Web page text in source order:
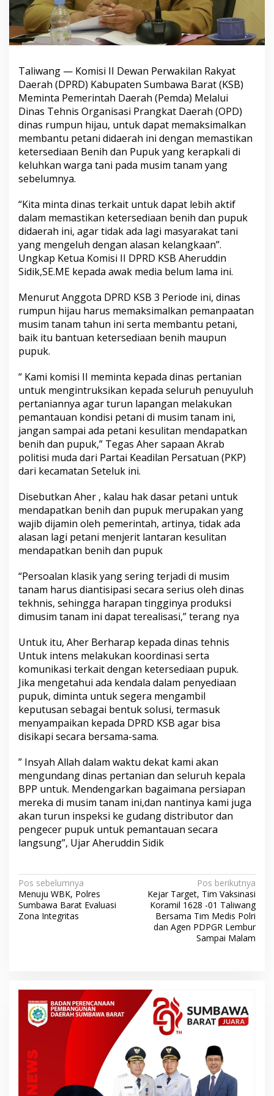
Taliwang — Komisi II Dewan Perwakilan Rakyat
Daerah (DPRD) Kabupaten Sumbawa Barat (KSB)
Meminta Pemerintah Daerah (Pemda) Melalui
Dinas Tehnis Organisasi Prangkat Daerah (OPD)
dinas rumpun hijau, untuk dapat memaksimalkan
membantu petani didaerah ini dengan memastikan
ketersediaan Benih dan Pupuk yang kerapkali di
keluhkan warga tani pada musim tanam yang
sebelumnya.
“Kita minta dinas terkait untuk dapat lebih aktif
dalam memastikan ketersediaan benih dan pupuk
didaerah ini, agar tidak ada lagi masyarakat tani
yang mengeluh dengan alasan kelangkaan”.
Ungkap Ketua Komisi II DPRD KSB Aheruddin
Sidik,SE.ME kepada awak media belum lama ini.
Menurut Anggota DPRD KSB 3 Periode ini, dinas
rumpun hijau harus memaksimalkan pemanpaatan
musim tanam tahun ini serta membantu petani,
baik itu bantuan ketersediaan benih maupun
pupuk.
“ Kami komisi II meminta kepada dinas pertanian
untuk mengintruksikan kepada seluruh penuyuluh
pertaniannya agar turun lapangan melakukan
pemantauan kondisi petani di musim tanam ini,
jangan sampai ada petani kesulitan mendapatkan
benih dan pupuk,” Tegas Aher sapaan Akrab
politisi muda dari Partai Keadilan Persatuan (PKP)
dari kecamatan Seteluk ini.
Disebutkan Aher , kalau hak dasar petani untuk
mendapatkan benih dan pupuk merupakan yang
wajib dijamin oleh pemerintah, artinya, tidak ada
alasan lagi petani menjerit lantaran kesulitan
mendapatkan benih dan pupuk
“Persoalan klasik yang sering terjadi di musim
tanam harus diantisipasi secara serius oleh dinas
tekhnis, sehingga harapan tingginya produksi
dimusim tanam ini dapat terealisasi,” terang nya
Untuk itu, Aher Berharap kepada dinas tehnis
Untuk intens melakukan koordinasi serta
komunikasi terkait dengan ketersediaan pupuk.
Jika mengetahui ada kendala dalam penyediaan
pupuk, diminta untuk segera mengambil
keputusan sebagai bentuk solusi, termasuk
menyampaikan kepada DPRD KSB agar bisa
disikapi secara bersama-sama.
” Insyah Allah dalam waktu dekat kami akan
mengundang dinas pertanian dan seluruh kepala
BPP untuk. Mendengarkan bagaimana persiapan
mereka di musim tanam ini,dan nantinya kami juga
akan turun inspeksi ke gudang distributor dan
pengecer pupuk untuk pemantauan secara
langsung”, Ujar Aheruddin Sidik
N
a
v
s
p
Pos sebelumnya
Menuju WBK, Polres
Sumbawa Barat Evaluasi
Zona Integritas
Pos berikutnya
Kejar Target, Tim Vaksinasi
Koramil 1628 -01 Taliwang
Bersama Tim Medis Polri
dan Agen PDPGR Lembur
Sampai Malam